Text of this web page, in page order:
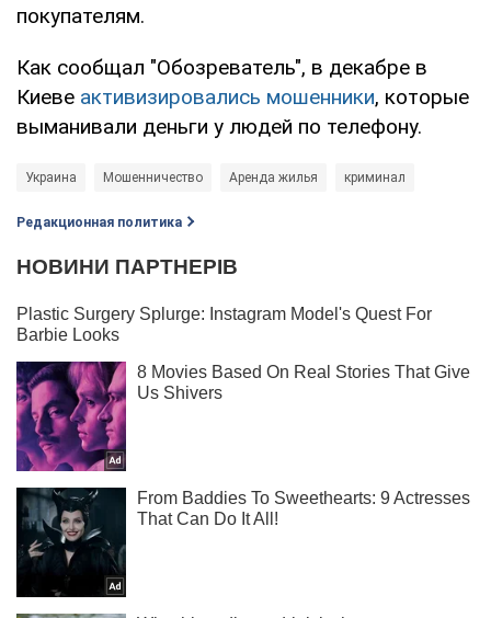
покупателям.
Как сообщал "Обозреватель", в декабре в
Киеве активизировались мошенники, которые
выманивали деньги у людей по телефону.
Украина Мошенничество Аренда жилья криминал
Редакционная политика